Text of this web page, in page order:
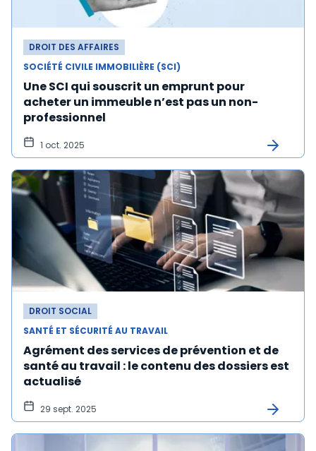
DROIT DES AFFAIRES
SOCIÉTÉ CIVILE IMMOBILIÈRE (SCI)
Une SCI qui souscrit un emprunt pour
acheter un immeuble n’est pas un non-
professionnel
1 oct. 2025
DROIT SOCIAL
SANTÉ ET SÉCURITÉ AU TRAVAIL
Agrément des services de prévention et de
santé au travail : le contenu des dossiers est
actualisé
29 sept. 2025